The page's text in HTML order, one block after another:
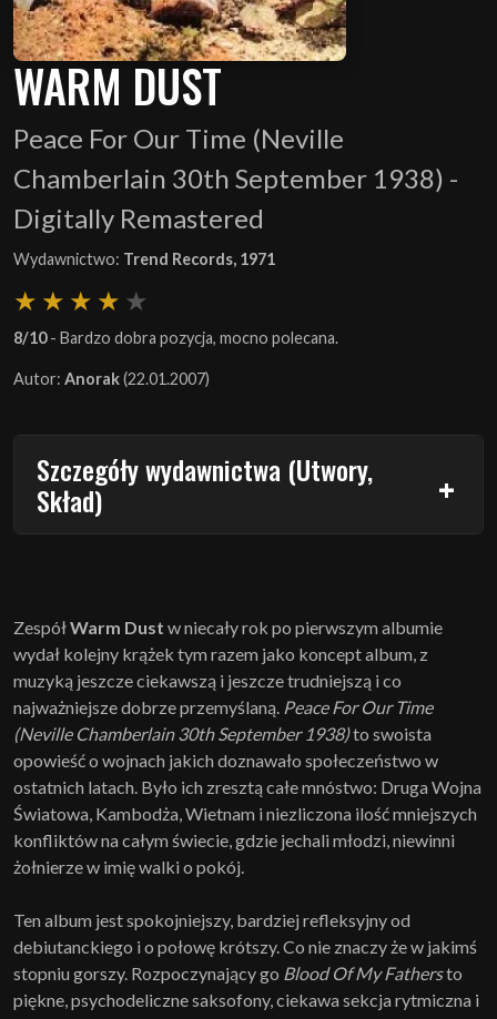
WARM DUST
Peace For Our Time (Neville
Chamberlain 30th September 1938) -
Digitally Remastered
Wydawnictwo: Trend Records, 1971
8/10- Bardzo dobra pozycja, mocno polecana.
Autor: Anorak(22.01.2007)
Szczegóły wydawnictwa (Utwory,
Skład)
ZespółWarm Dust w niecały rok po pierwszym albumie
wydał kolejny krążek tym razem jako koncept album, z
muzyką jeszcze ciekawszą i jeszcze trudniejszą i co
najważniejsze dobrze przemyślaną. Peace For Our Time
(Neville Chamberlain 30th September 1938)to swoista
opowieść o wojnach jakich doznawało społeczeństwo w
ostatnich latach. Było ich zresztą całe mnóstwo: Druga Wojna
Światowa, Kambodża, Wietnam i niezliczona ilość mniejszych
konfliktów na całym świecie, gdzie jechali młodzi, niewinni
żołnierze w imię walki o pokój.
Ten album jest spokojniejszy, bardziej refleksyjny od
debiutanckiego i o połowę krótszy. Co nie znaczy że w jakimś
stopniu gorszy. Rozpoczynający go Blood Of My Fathersto
piękne, psychodeliczne saksofony, ciekawa sekcja rytmiczna i